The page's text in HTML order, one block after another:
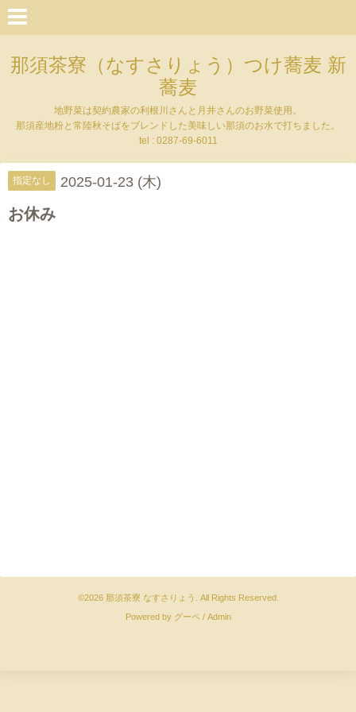
那須茶寮（なすさりょう）つけ蕎麦 新
蕎麦
地野菜は契約農家の利根川さんと月井さんのお野菜使用。
那須産地粉と常陸秋そばをブレンドした美味しい那須のお水で打ちました。
tel : 0287-69-6011
指定なし 2025-01-23 (木)
お休み
©2026 那須茶寮 なすさりょう
. All Rights Reserved.
Powered by グーペ/ Admin